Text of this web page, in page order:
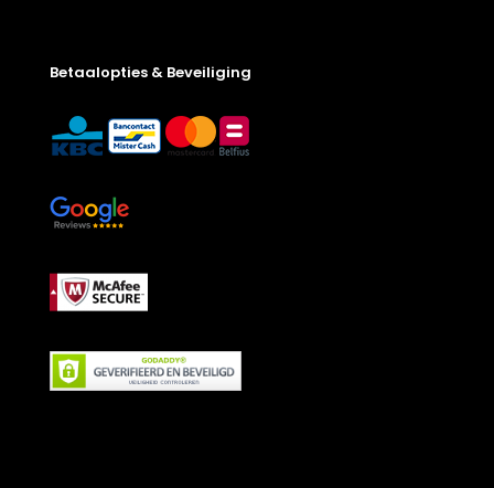
Betaalopties & Beveiliging